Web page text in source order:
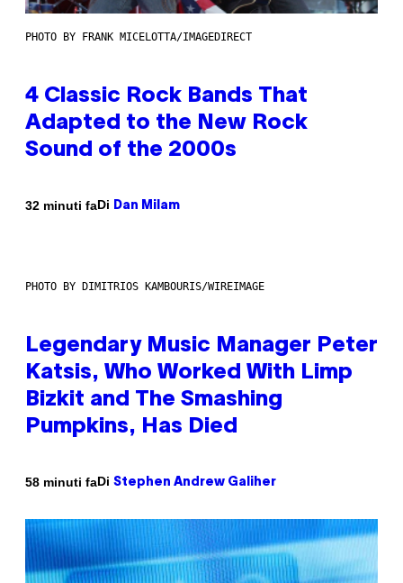
PHOTO BY FRANK MICELOTTA/IMAGEDIRECT
4 Classic Rock Bands That
Adapted to the New Rock
Sound of the 2000s
32 minuti faDi Dan Milam
PHOTO BY DIMITRIOS KAMBOURIS/WIREIMAGE
Legendary Music Manager Peter
Katsis, Who Worked With Limp
Bizkit and The Smashing
Pumpkins, Has Died
58 minuti faDi Stephen Andrew Galiher